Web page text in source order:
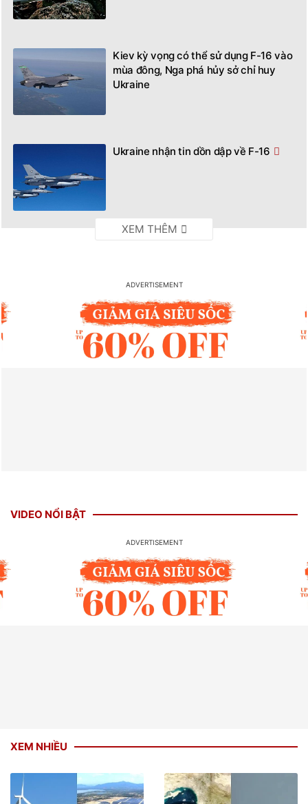
Kiev kỳ vọng có thể sử dụng F-16 vào
mùa đông, Nga phá hủy sở chỉ huy
Ukraine
Ukraine nhận tin dồn dập về F-16
VIDEO NỔI BẬT
XEM NHIỀU